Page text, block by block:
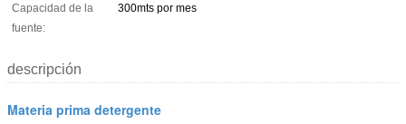
Capacidad de la
fuente:
300mts por mes
descripción
Materia prima detergente